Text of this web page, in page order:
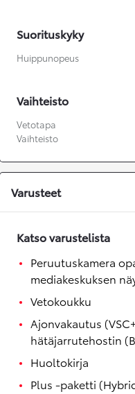
Suorituskyky
Huippunopeus
Vaihteisto
Vetotapa
Vaihteisto
Varusteet
Katso varustelista
Peruutuskamera
mediakeskuksen
Vetokoukku
Ajonvakautus
hätäjarrutehostin
Huoltokirja
Plus -paketti